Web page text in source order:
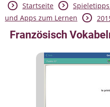
Die Jüngsten
Lexikon
Aktuelles
Startseite
und Apps zum Lernen
Französisch